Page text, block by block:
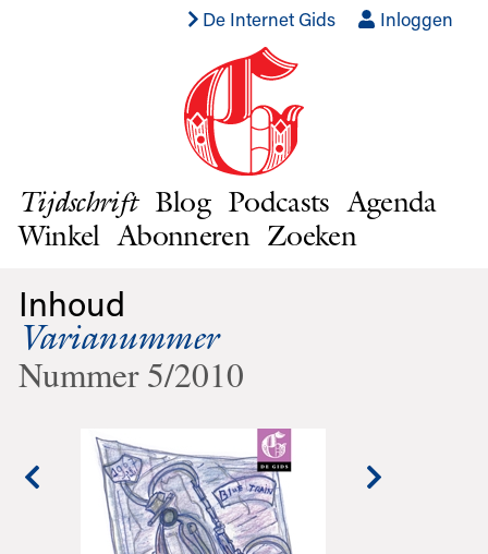
De Internet Gids Inloggen
Tijdschrift Blog Podcasts Agenda
Winkel Abonneren Zoeken
Inhoud
Varianummer
Nummer 5/2010